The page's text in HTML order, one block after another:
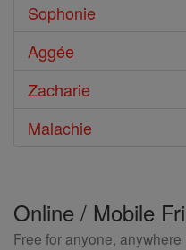
Sophonie
Aggée
Zacharie
Malachie
Online / Mobile
Free for anyone, anywhere